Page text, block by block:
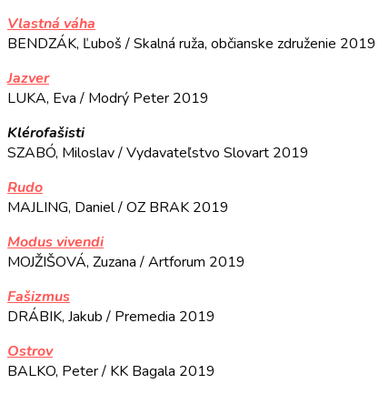
Vlastná váha
BENDZÁK, Ľuboš / Skalná ruža, občianske združenie 2019
Jazver
LUKA, Eva / Modrý Peter 2019
Klérofašisti
SZABÓ, Miloslav / Vydavateľstvo Slovart 2019
Rudo
MAJLING, Daniel / OZ BRAK 2019
Modus vivendi
MOJŽIŠOVÁ, Zuzana / Artforum 2019
Fašizmus
DRÁBIK, Jakub / Premedia 2019
Ostrov
BALKO, Peter / KK Bagala 2019